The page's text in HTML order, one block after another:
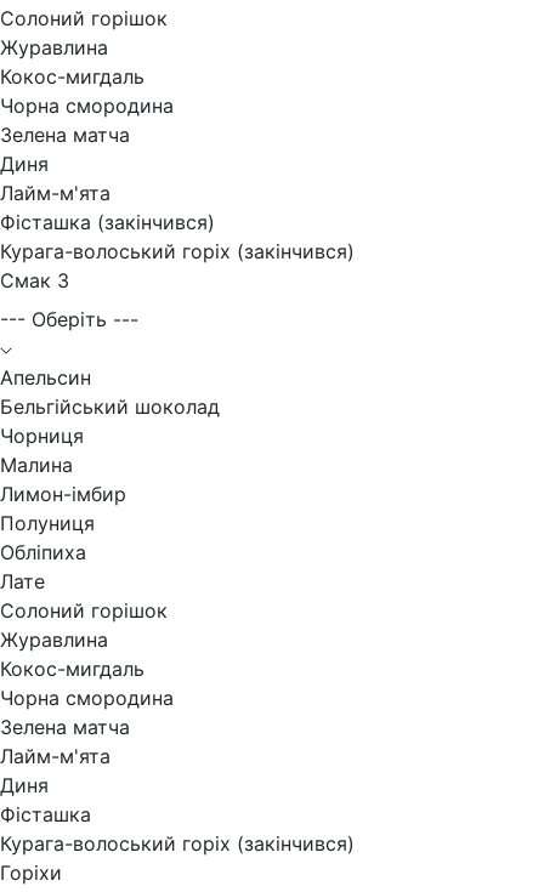
Солоний горішок
Журавлина
Кокос-мигдаль
Чорна смородина
Зелена матча
Диня
Лайм-м'ята
Фісташка (закінчився)
Курага-волоський горіх (закінчився)
Смак 3
--- Оберіть ---
Апельсин
Бельгійський шоколад
Чорниця
Малина
Лимон-імбир
Полуниця
Обліпиха
Лате
Солоний горішок
Журавлина
Кокос-мигдаль
Чорна смородина
Зелена матча
Лайм-м'ята
Диня
Фісташка
Курага-волоський горіх (закінчився)
Горіхи